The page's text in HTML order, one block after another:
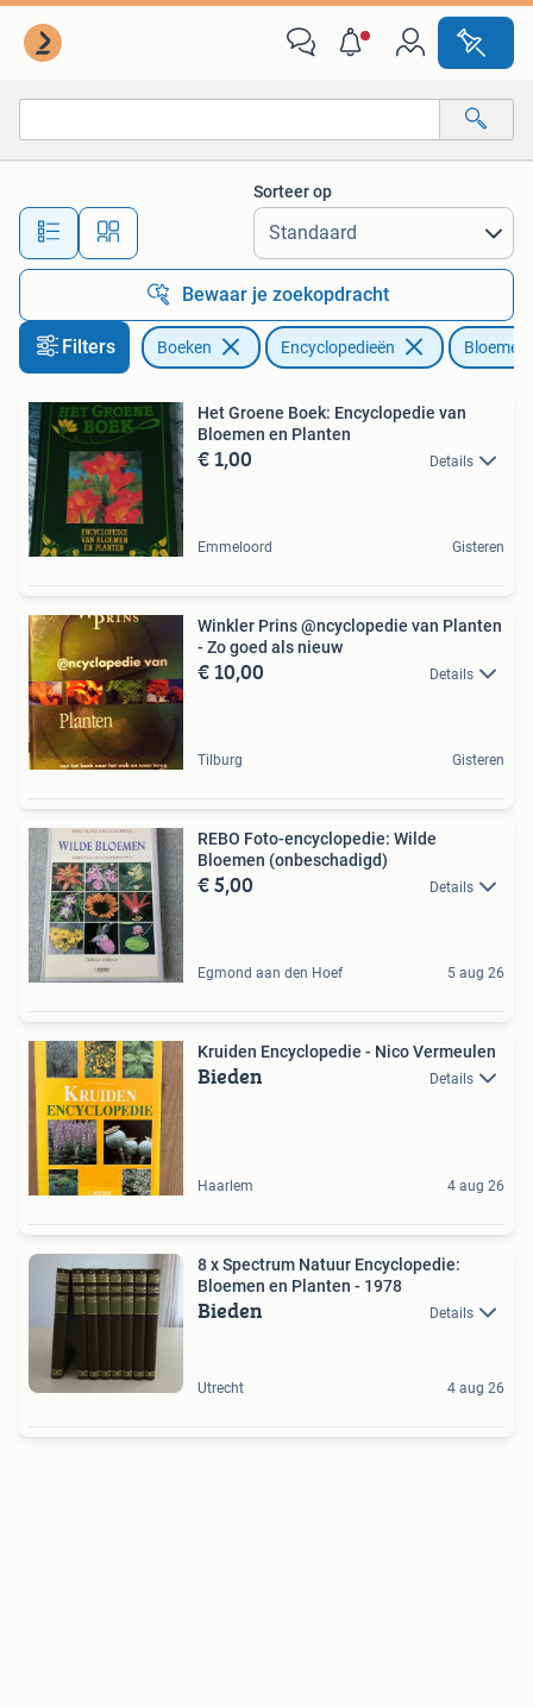
Alle afstanden…
Sorteer op
Bewaar je zoekopdracht
Filters Boeken Encyclopedieën Bloemen
Het Groene Boek: Encyclopedie van
Bloemen en Planten
€ 1,00 Details
Emmeloord Gisteren
Winkler Prins @ncyclopedie van Planten
- Zo goed als nieuw
€ 10,00 Details
Tilburg Gisteren
REBO Foto-encyclopedie: Wilde
Bloemen (onbeschadigd)
€ 5,00 Details
Egmond aan den Hoef 5 aug 26
Kruiden Encyclopedie - Nico Vermeulen
Bieden Details
Haarlem 4 aug 26
8 x Spectrum Natuur Encyclopedie:
Bloemen en Planten - 1978
Bieden Details
Utrecht 4 aug 26